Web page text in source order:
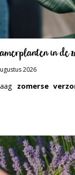
in de
2026
zomerse